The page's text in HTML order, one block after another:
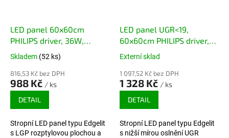
LED panel 60x60cm
PHILIPS driver, 36W,
120lm/W, 4320lm
Skladem (52 ks)
816,53 Kč bez DPH
988 Kč / ks
DETAIL
Stropní LED panel typu Edgelit
s LGP rozptylovou plochou a
LED panel UGR<19,
60x60cm PHILIPS driver,
36W, 120lm/W, 4320lm
Externí sklad
1 097,52 Kč bez DPH
1 328 Kč / ks
DETAIL
Stropní LED panel typu Edgelit
s nižší mírou oslnění UGR